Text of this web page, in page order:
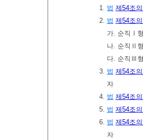
1. 법 제54조
2. 법 제54조
가. 순직Ⅰ
나. 순직Ⅱ
다. 순직Ⅲ
3. 법 제54조
자
4. 법 제54조
5. 법 제54조
6. 법 제54조
자